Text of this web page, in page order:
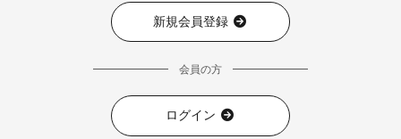
新規会員登録
会員の方
ログイン